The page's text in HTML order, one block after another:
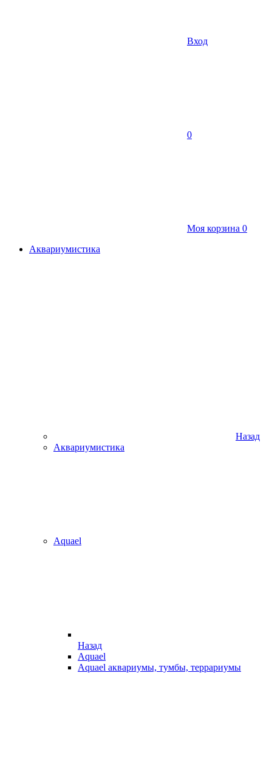
Вход
0
Моя корзина 0
Аквариумистика
Назад
Аквариумистика
Aquael
Назад
Aquael
Aquael аквариумы, тумбы, террариумы